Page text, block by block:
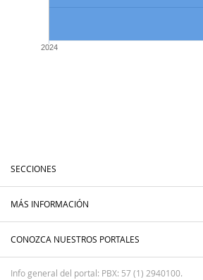
2024
SECCIONES
MÁS INFORMACIÓN
CONOZCA NUESTROS PORTALES
Info general del portal: PBX: 57 (1) 2940100.